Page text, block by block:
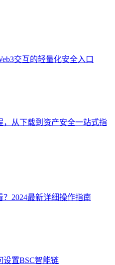
交互的轻量化安全入口
，从下载到资产安全一站式指
？2024最新详细操作指南
设置BSC智能链